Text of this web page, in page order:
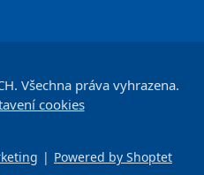
| Powered by Shoptet
. Všechna práva vyhrazena.
cookies